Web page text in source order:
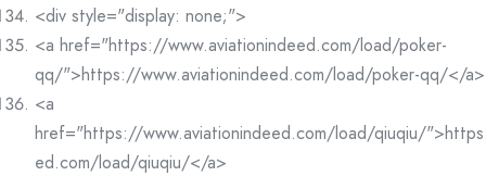
<div style="display: none;">
<a href="https://www.aviationindeed.com/load/poker-
qq/">https://www.aviationindeed.com/load/poker-qq/</a>
<a
href="https://www.aviationindeed.com/load/qiuqiu/
ed.com/load/qiuqiu/</a>